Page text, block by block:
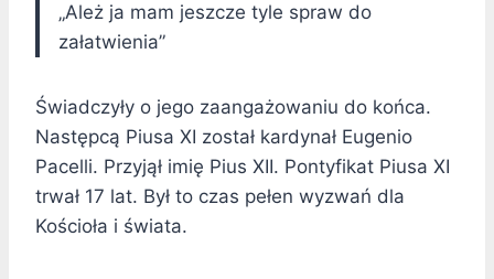
„Ależ ja mam jeszcze tyle spraw do
załatwienia”
Świadczyły o jego zaangażowaniu do końca.
Następcą Piusa XI został kardynał Eugenio
Pacelli. Przyjął imię Pius XII. Pontyfikat Piusa XI
trwał 17 lat. Był to czas pełen wyzwań dla
Kościoła i świata.